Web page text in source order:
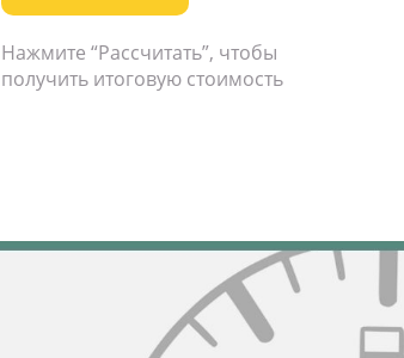
Нажмите “Рассчитать”, чтобы
получить итоговую стоимость